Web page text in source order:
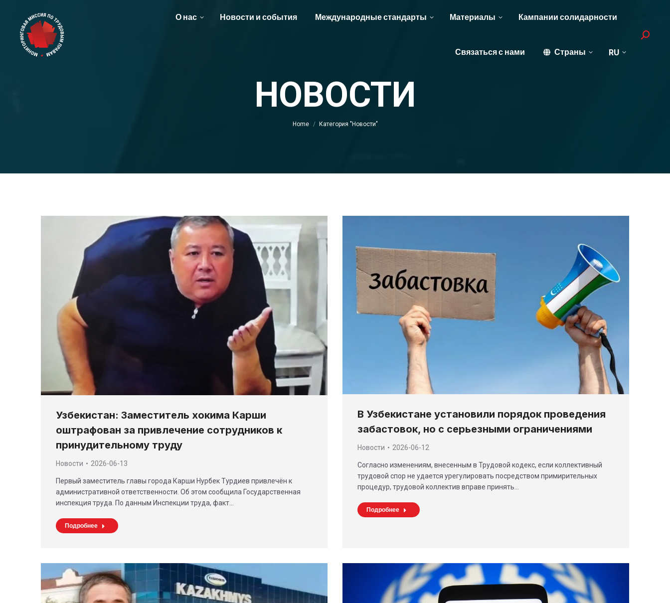
О нас Новости и события Международные стандарты Материалы Кампании солидарности
Связаться с нами Страны RU
Search:
НОВОСТИ
You are here:
Home Категория "Новости"
Узбекистан: Заместитель хокима Карши
оштрафован за привлечение сотрудников к
принудительному труду
Новости 2026-06-13
Первый заместитель главы города Карши Нурбек Турдиев привлечён к
административной ответственности. Об этом сообщила Государственная
инспекция труда. По данным Инспекции труда, факт…
Подробнее
В Узбекистане установили порядок проведения
забастовок, но с серьезными ограничениями
Новости 2026-06-12
Согласно изменениям, внесенным в Трудовой кодекс, если коллективный
трудовой спор не удается урегулировать посредством примирительных
процедур, трудовой коллектив вправе принять…
Подробнее